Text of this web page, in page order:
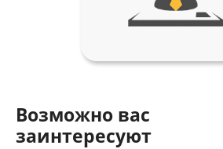
Возможно вас
заинтересуют